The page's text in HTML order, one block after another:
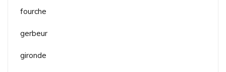
fourche
gerbeur
gironde